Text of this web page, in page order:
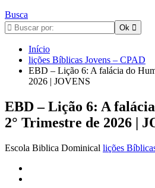
Busca
Início
lições Bíblicas Jovens – CPAD
EBD – Lição 6: A falácia do
2026 | JOVENS
EBD – Lição 6: A
2° Trimestre de 2026 |
Escola Biblica Dominical lições